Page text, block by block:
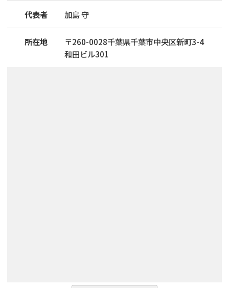
代表者 加島 守
所在地 〒260-0028千葉県千葉市中央区新町3-4
和田ビル301